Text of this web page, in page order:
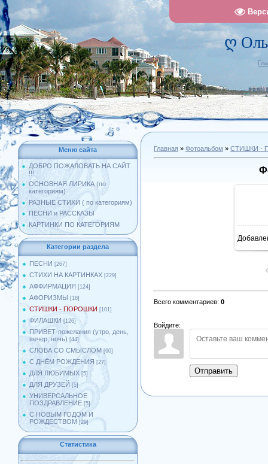
ღ
Меню сайта
ДОБРО ПОЖАЛОВАТЬ НА САЙТ
!!!
ОСНОВНАЯ ЛИРИКА (по
категориям)
РАЗНЫЕ СТИХИ ( по категориям)
ПЕСНИ и РАССКАЗЫ
КАРТИНКИ ПО КАТЕГОРИЯМ
Категории раздела
ПЕСНИ [267]
СТИХИ НА КАРТИНКАХ [229]
АФФИРМАЦИЯ [124]
АФОРИЗМЫ [18]
СТИШКИ - ПОРОШКИ [101]
ФИЛАШКИ [126]
ПРИВЕТ-пожелания (утро, день,
вечер, ночь) [44]
СЛОВА СО СМЫСЛОМ [60]
С ДНЁМ РОЖДЕНИЯ [27]
ДЛЯ ЛЮБИМЫХ [5]
ДЛЯ ДРУЗЕЙ [5]
УНИВЕРСАЛЬНОЕ
ПОЗДРАВЛЕНИЕ [5]
С НОВЫМ ГОДОМ И
РОЖДЕСТВОМ [29]
Статистика
Главная » Фотоальбом » СТИШКИ -
Всего комментариев: 0
Войдите:
Отправить